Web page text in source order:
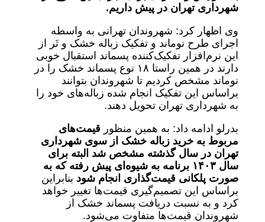
شهرداری تهران در پیش داریم.
وی اظهار کرد: شهروندان تهرانی به واسطه
اجرای طرح نوماند و تفکیک زباله خشک و تَر از
این نرم‌افزار تفکیک‌کننده پسماند استقبال خوبی
دارند در همین راستا ۱۸ نوع پسماند خشک را در
نوماند مشخص کردیم تا شهروندان بتوانند
براساس این تفکیک انجام شده زباله‌های خود را
به شهرداری تهران تحویل دهند.
بدرلو ادامه داد: به همین منظور قیمت‌های
مربوط به خرید زباله خشک از سوی شهرداری
تهران در سال گذشته مشخص شد البته برای
سال ۱۴۰۳ برنامه به شیوه‌ای پیش رفته که به
صورت پلکانی قیمت‌گذاری انجام شود بنابراین
براساس این تصمیم‌گیری قیمت‌ها تغییر خواهد
کرد و به نسبت دریافت پسماند خشک از
شهروندان قیمت‌ها متفاوت می‌شود.